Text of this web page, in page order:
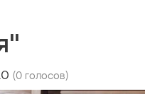
(0 голосов)